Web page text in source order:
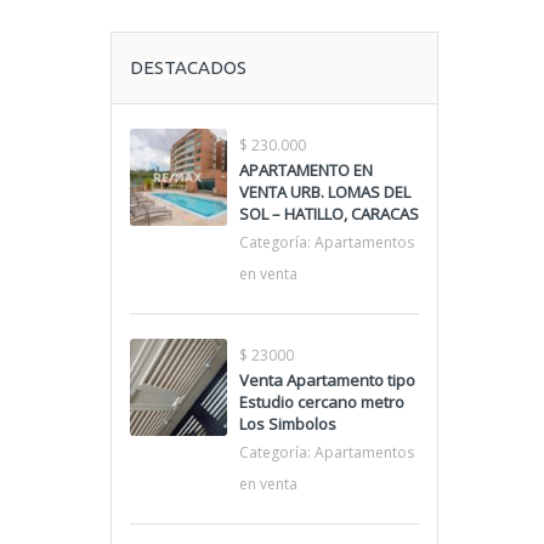
DESTACADOS
$ 230.000
APARTAMENTO EN
VENTA URB. LOMAS DEL
SOL – HATILLO, CARACAS
Categoría: Apartamentos
en venta
$ 23000
Venta Apartamento tipo
Estudio cercano metro
Los Simbolos
Categoría: Apartamentos
en venta